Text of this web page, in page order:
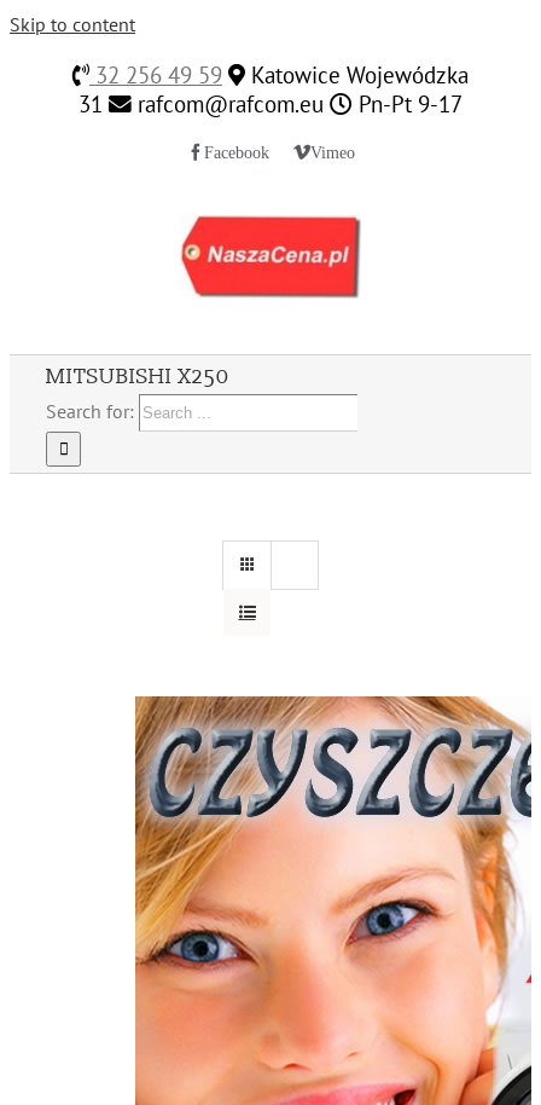
Skip to content
32 256 49 59
Katowice Wojewódzka
31
rafcom@rafcom.eu Pn-Pt 9-17
Facebook Vimeo
MITSUBISHI X250
Search for: